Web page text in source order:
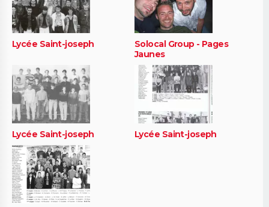
Lycée Saint-joseph
Solocal Group - Pages
Jaunes
Lycée Saint-joseph Lycée Saint-joseph